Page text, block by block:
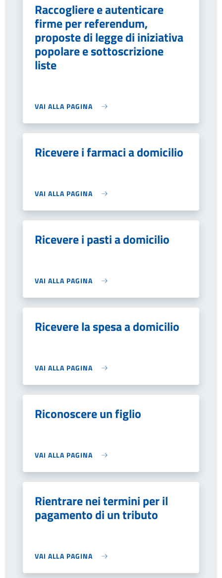
Raccogliere e autenticare
firme per referendum,
proposte di legge di iniziativa
popolare e sottoscrizione
liste
VAI ALLA PAGINA
Ricevere i farmaci a domicilio
VAI ALLA PAGINA
Ricevere i pasti a domicilio
VAI ALLA PAGINA
Ricevere la spesa a domicilio
VAI ALLA PAGINA
Riconoscere un figlio
VAI ALLA PAGINA
Rientrare nei termini per il
pagamento di un tributo
VAI ALLA PAGINA